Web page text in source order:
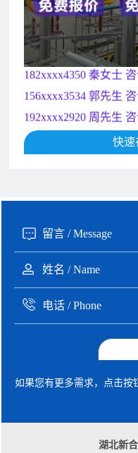
135xxxx6654 张先生
181xxxx7531 苟先生
182xxxx4350 秦女士
156xxxx3534 郭先生
192xxxx2920 周先生
189xxxx6562 王先生
190xxxx3508 徐女士
快速
如果您有更多需求，点击按
湖北新